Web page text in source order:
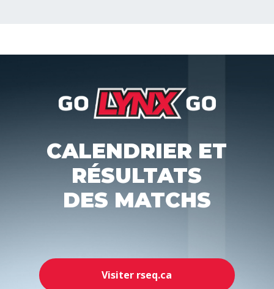
CALENDRIER ET
RÉSULTATS
DES MATCHS
Visiter rseq.ca